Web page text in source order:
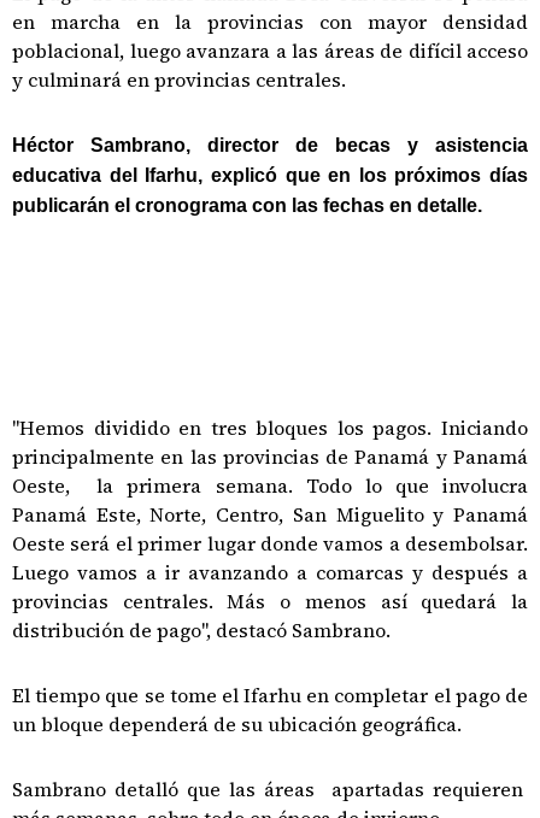
en marcha en la provincias con mayor densidad
poblacional, luego avanzara a las áreas de difícil acceso
y culminará en provincias centrales.
Héctor Sambrano, director de becas y asistencia
educativa del Ifarhu, explicó que en los próximos días
publicarán el cronograma con las fechas en detalle.
"Hemos dividido en tres bloques los pagos. Iniciando
principalmente en las provincias de Panamá y Panamá
Oeste, la primera semana. Todo lo que involucra
Panamá Este, Norte, Centro, San Miguelito y Panamá
Oeste será el primer lugar donde vamos a desembolsar.
Luego vamos a ir avanzando a comarcas y después a
provincias centrales. Más o menos así quedará la
distribución de pago", destacó Sambrano.
El tiempo que se tome el Ifarhu en completar el pago de
un bloque dependerá de su ubicación geográfica.
Sambrano detalló que las áreas apartadas requieren